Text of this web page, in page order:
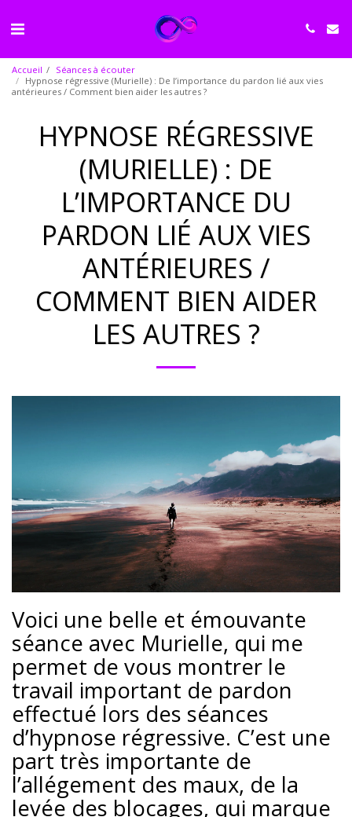
Accueil
Séances à écouter
Hypnose régressive (Murielle) : De l’importance du pardon lié aux vies
antérieures / Comment bien aider les autres ?
HYPNOSE RÉGRESSIVE
(MURIELLE) : DE
L’IMPORTANCE DU
PARDON LIÉ AUX VIES
ANTÉRIEURES /
COMMENT BIEN AIDER
LES AUTRES ?
Voici une belle et émouvante
séance avec Murielle, qui me
permet de vous montrer le
travail important de pardon
effectué lors des séances
d’hypnose régressive. C’est une
part très importante de
l’allégement des maux, de la
levée des blocages, qui marque